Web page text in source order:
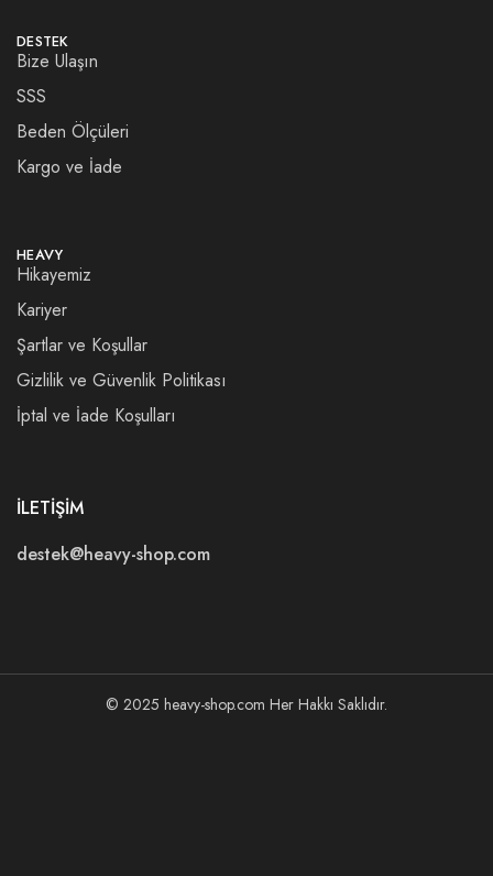
DESTEK
Bize Ulaşın
SSS
Beden Ölçüleri
Kargo ve İade
HEAVY
Hikayemiz
Kariyer
Şartlar ve Koşullar
Gizlilik ve Güvenlik Politikası
İptal ve İade Koşulları
İLETİŞİM
destek@heavy-shop.com
© 2025 heavy-shop.com Her Hakkı Saklıdır.